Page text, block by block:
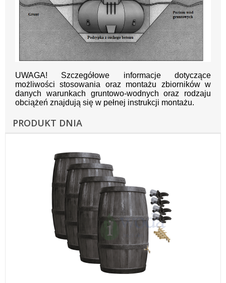
UWAGA! Szczegółowe informacje dotyczące
możliwości stosowania oraz montażu zbiorników w
danych warunkach gruntowo-wodnych oraz rodzaju
obciążeń znajdują się w pełnej instrukcji montażu.
PRODUKT DNIA